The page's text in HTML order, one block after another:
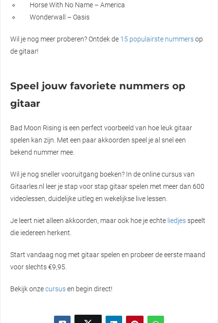
Horse With No Name – America
Wonderwall – Oasis
Wil je nog meer proberen? Ontdek de 15 populairste nummersop
de gitaar!
Speel jouw favoriete nummers op
gitaar
Bad Moon Rising is een perfect voorbeeld van hoe leuk gitaar
spelen kan zijn. Met een paar akkoorden speel je al snel een
bekend nummer mee.
Wil je nog sneller vooruitgang boeken? In de online cursus van
Gitaarles.nl leer je stap voor stap gitaar spelen met meer dan 600
videolessen, duidelijke uitleg en wekelijkse live lessen.
Je leert niet alleen akkoorden, maar ook hoe je echte liedjesspeelt
die iedereen herkent.
Start vandaag nog met gitaar spelen en probeer de eerste maand
voor slechts €9,95.
Bekijk onzecursusen begin direct!